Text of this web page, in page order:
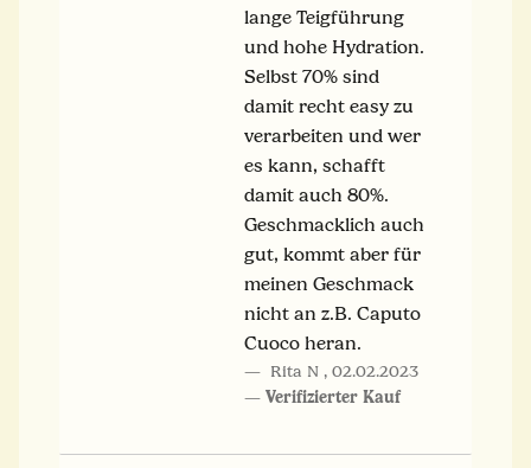
lange Teigführung
und hohe Hydration.
Selbst 70% sind
damit recht easy zu
verarbeiten und wer
es kann, schafft
damit auch 80%.
Geschmacklich auch
gut, kommt aber für
meinen Geschmack
nicht an z.B. Caputo
Cuoco heran.
Rita N , 02.02.2023
Verifizierter Kauf